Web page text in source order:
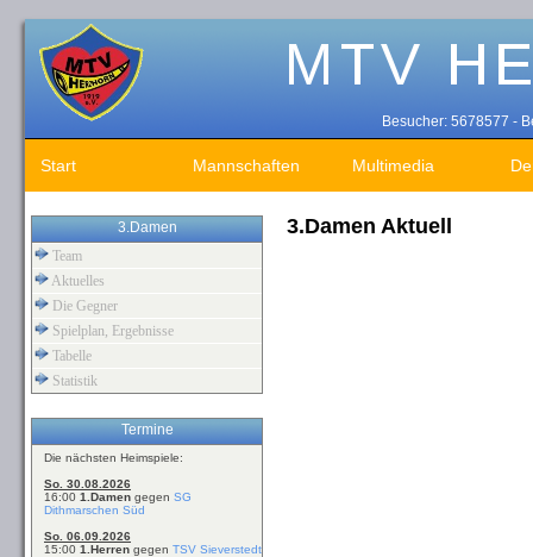
Besucher: 5678577 -
Start Mannschaften Multimedia
3.Damen
Team
Aktuelles
Die Gegner
Spielplan, Ergebnisse
Tabelle
Statistik
Termine
Die nächsten Heimspiele:
So. 30.08.2026
16:00 1.Damen gegen SG
Dithmarschen Süd
So. 06.09.2026
15:00 1.Herren gegen TSV Sieverstedt
3.Damen Aktuell